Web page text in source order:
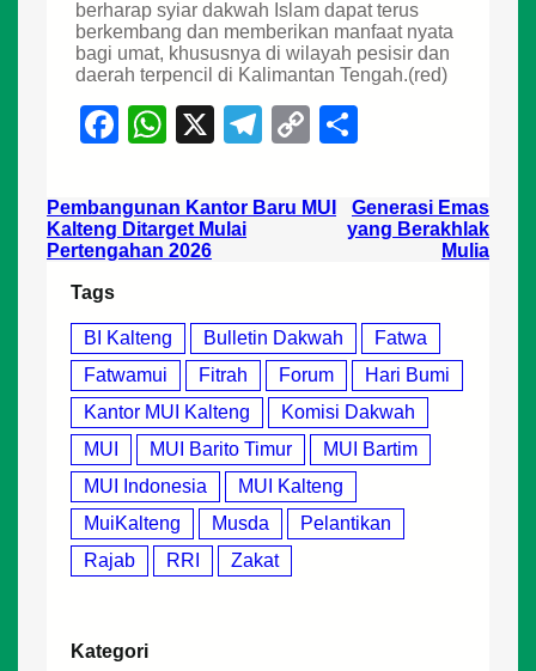
berharap syiar dakwah Islam dapat terus
berkembang dan memberikan manfaat nyata
bagi umat, khususnya di wilayah pesisir dan
daerah terpencil di Kalimantan Tengah.(red)
F
c
e
o
o
k
W
at
s
p
p
X
T
e
m
C
p
n
k
ar
e
Pembangunan Kantor Baru MUI
Kalteng Ditarget Mulai
Pertengahan 2026
Generasi Emas
yang Berakhlak
Mulia
Tags
BI Kalteng Bulletin Dakwah
Fatwa
Fatwamui
Fitrah Forum
Hari Bumi
Kantor MUI Kalteng
Komisi Dakwah
MUI
MUI Barito Timur
MUI Bartim
MUI Indonesia
MUI Kalteng
MuiKalteng
Musda
Pelantikan
Rajab
RRI Zakat
Kategori